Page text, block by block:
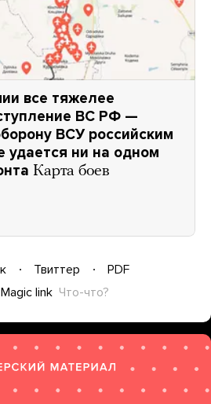
все тяжелее
ВС РФ —
ВСУ российским
удается ни на одном
Карта боев
Твиттер
PDF
Magic link Что-что?